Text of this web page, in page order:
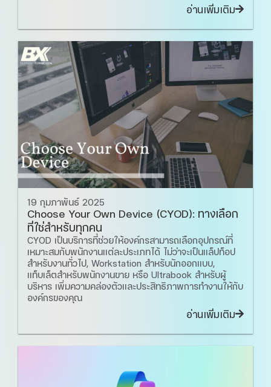
อ่านเพิ่มเติม
19 กุมภาพันธ์ 2025
Choose Your Own Device (CYOD): ทางเลือก
ที่ใช่สำหรับทุกคน
CYOD เป็นบริการที่ช่วยให้องค์กรสามารถเลือกอุปกรณ์ที่
เหมาะสมกับพนักงานแต่ละประเภทได้ ไม่ว่าจะเป็นแล็ปท็อป
สำหรับงานทั่วไป, Workstation สำหรับนักออกแบบ,
แท็บเล็ตสำหรับพนักงานขาย หรือ Ultrabook สำหรับผู้
บริหาร เพิ่มความคล่องตัวและประสิทธิภาพการทำงานให้กับ
องค์กรของคุณ
อ่านเพิ่มเติม